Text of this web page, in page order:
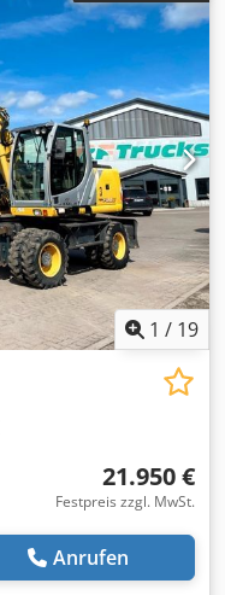
1 / 19
21.950 €
Festpreis zzgl. MwSt.
Anrufen